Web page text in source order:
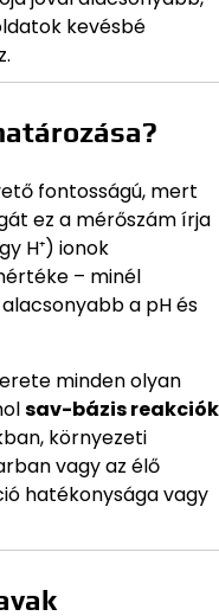
kevésbé
fontosságú, mert
ez a mérőszám írja
H⁺) ionok
– minél
a pH és
minden olyan
sav-bázis reakciók
környezeti
vagy az élő
hatékonysága vagy